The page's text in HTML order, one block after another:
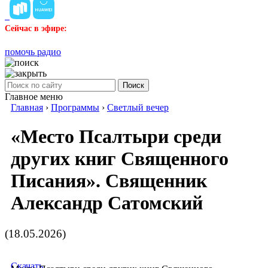
Сейчас в эфире:
помочь радио
Поиск
Главное меню
Главная › Программы › Светлый вечер
«Место Псалтыри среди
других книг Священного
Писания». Священник
Александр Сатомский
(18.05.2026)
Скачать